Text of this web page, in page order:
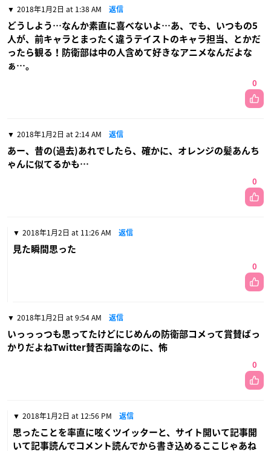
2018年1月2日 at 1:38 AM 返信
どうしよう…なんか素直に喜べないよ…あ、でも、いつもの5
人が、前キャラとまったく違うテイストのキャラ担当、とかだ
ったら観る！防衛部は中の人含めて好きなアニメなんだよな
ぁ…。
0
2018年1月2日 at 2:14 AM 返信
あー、昔の(過去)あれでしたら、確かに、オレンジの髪あんち
ゃんに似てるかも…
0
2018年1月2日 at 11:26 AM 返信
見た瞬間思った
0
2018年1月2日 at 9:54 AM 返信
いっっっつも思ってたけどにじめんの防衛部コメって賞賛ばっ
かりだよねTwitter賛否両論なのに、怖
0
2018年1月2日 at 12:56 PM 返信
思ったことを率直に呟くツイッターと、サイト開いて記事開
いて記事読んでコメント読んでから書き込めるここじゃあね